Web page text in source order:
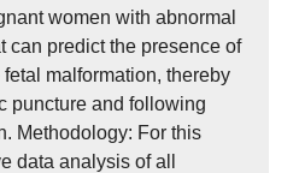
women with abnormal
can predict the presence of
malformation, thereby
puncture and following
Methodology: For this
data analysis of all